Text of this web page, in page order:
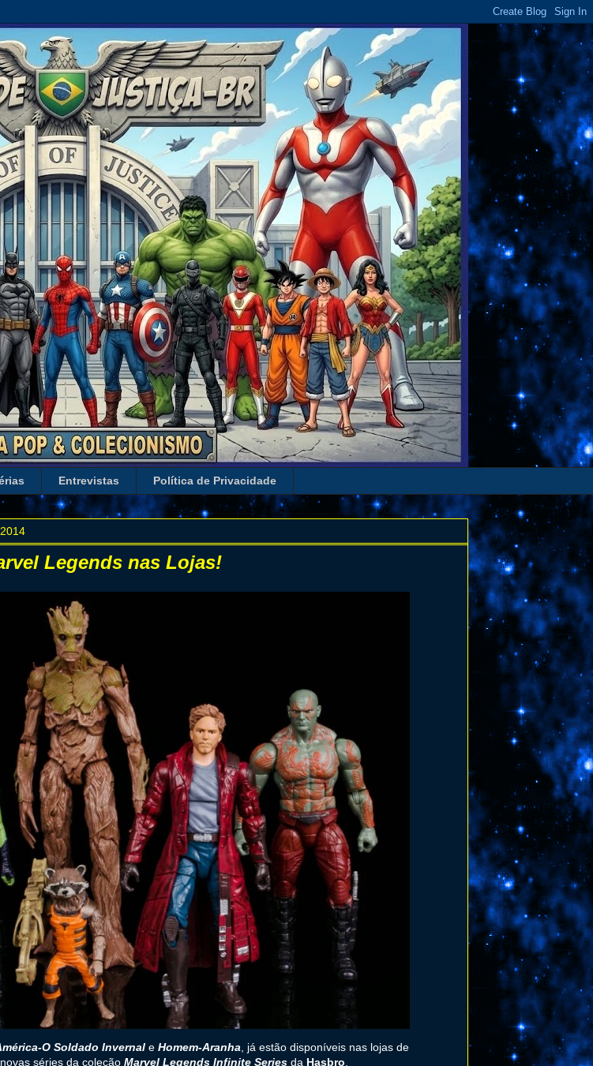
Entrevistas Política de Privacidade
Legends nas Lojas!
O Soldado Invernal e Homem-Aranha , já estão disponíveis nas lojas de
séries da coleção Marvel Legends Infinite Series da Hasbro